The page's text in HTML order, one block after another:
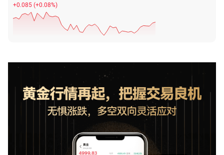
+0.085(+0.08%)